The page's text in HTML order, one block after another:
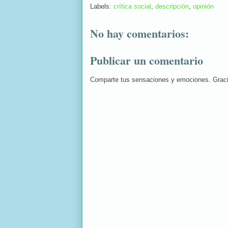
Labels: crítica social , descripción, opinión
No hay comentarios:
Publicar un comentario
Comparte tus sensaciones y emociones.